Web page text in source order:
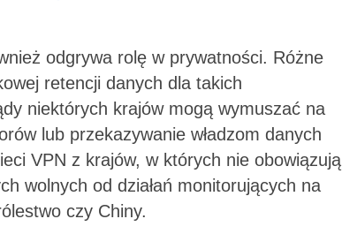
odgrywa rolę w prywatności. Różne
retencji danych dla takich
niektórych krajów mogą wymuszać na
lub przekazywanie władzom danych
VPN z krajów, w których nie obowiązują
wolnych od działań monitorujących na
czy Chiny.